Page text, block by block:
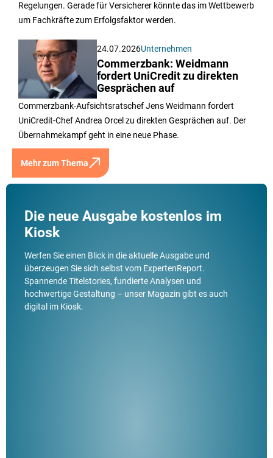
Regelungen. Gerade für Versicherer könnte das im Wettbewerb
um Fachkräfte zum Erfolgsfaktor werden.
24.07.2026Unternehmen
Commerzbank: Weidmann
fordert UniCredit zu direkten
Gesprächen auf
Commerzbank-Aufsichtsratschef Jens Weidmann fordert
UniCredit-Chef Andrea Orcel zu direkten Gesprächen auf. Der
Übernahmekampf geht in eine neue Phase.
Mehr zum Thema
Die neue Ausgabe kostenlos im
Kiosk
Werfen Sie einen Blick in die aktuelle Ausgabe und
überzeugen Sie sich selbst vom ExpertenReport.
Spannende Titelstories, fundierte Analysen und
hochwertige Gestaltung – unser Magazin gibt es auch
digital im Kiosk.